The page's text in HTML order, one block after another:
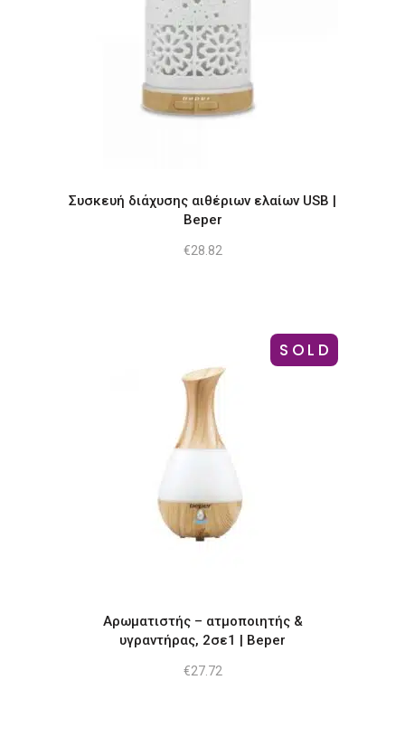
Συσκευή διάχυσης αιθέριων ελαίων USB |
Beper
€28.82
SOLD
Αρωματιστής – ατμοποιητής &
υγραντήρας, 2σε1 | Beper
€27.72